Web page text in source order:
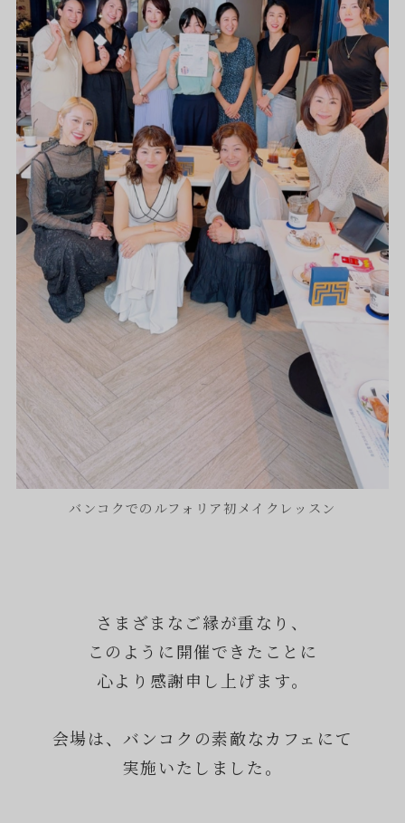
バンコクでのルフォリア初メイクレッスン
さまざまなご縁が重なり、
このように開催できたことに
心より感謝申し上げます。
会場は、バンコクの素敵なカフェにて
実施いたしました。